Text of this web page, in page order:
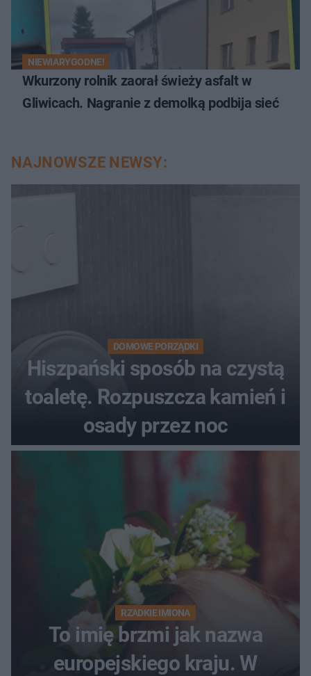
NIEWIARYGODNE!
Wkurzony rolnik zaorał świeży asfalt w
Gliwicach. Nagranie z demolką podbija sieć
NAJNOWSZE NEWSY:
DOMOWE PORZĄDKI
Hiszpański sposób na czystą
toaletę. Rozpuszcza kamień i
osady przez noc
RZADKIE IMIONA
To imię brzmi jak nazwa
europejskiego kraju. W